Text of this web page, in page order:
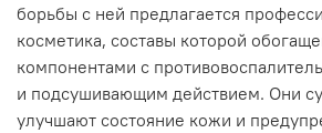
борьбы с ней предлагается
косметика, составы которой
компонентами с
и подсушивающим действием. Они
улучшают состояние кожи и